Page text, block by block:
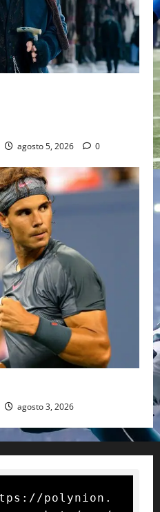
agosto 5, 2026 0
agosto 3, 2026
polynion.